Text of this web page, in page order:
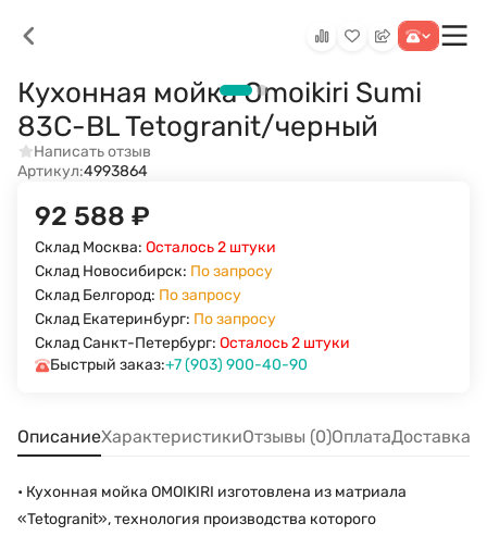
Кухонная мойка Omoikiri Sumi
83C-BL Tetogranit/черный
Написать отзыв
Артикул:4993864
92 588 ₽
Склад Москва: Осталось 2 штуки
Склад Новосибирск: По запросу
Склад Белгород: По запросу
Склад Екатеринбург: По запросу
Склад Санкт-Петербург: Осталось 2 штуки
Быстрый заказ:+7 (903) 900-40-90
ОписаниеХарактеристикиОтзывы (0)ОплатаДоставка
• Кухонная мойка OMOIKIRI изготовлена из матриала
«Tetogranit», технология производства которого